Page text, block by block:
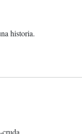
historia.